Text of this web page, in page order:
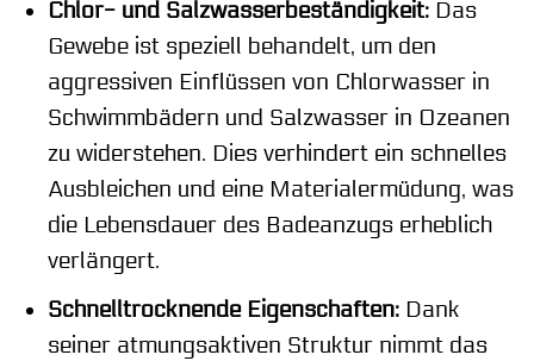
Chlor- und Salzwasserbeständigkeit:Das
Gewebe ist speziell behandelt, um den
aggressiven Einflüssen von Chlorwasser in
Schwimmbädern und Salzwasser in Ozeanen
zu widerstehen. Dies verhindert ein schnelles
Ausbleichen und eine Materialermüdung, was
die Lebensdauer des Badeanzugs erheblich
verlängert.
Schnelltrocknende Eigenschaften:Dank
seiner atmungsaktiven Struktur nimmt das